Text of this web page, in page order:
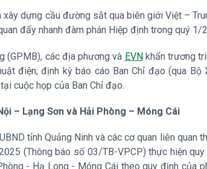
xây dựng cầu đường sắt qua biên giới Việt –
đẩy nhanh đàm phán Hiệp định trong quý 1/
(GPMB), các địa phương và EVNkhẩn trương
điện; định kỳ báo cáo Ban Chỉ đạo (qua
cuộc họp của Ban Chỉ đạo.
– Lạng Sơn và Hải Phòng – Móng Cái
tỉnh Quảng Ninh và các cơ quan liên quan
(Thông báo số 03/TB-VPCP) thực hiện
- Hạ Long - Móng Cái theo quy định của